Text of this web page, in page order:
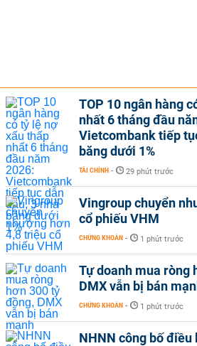
TOP 10 ngân hàng
nhất 6 tháng đầu
Vietcombank tiếp
băng dưới 1%
TÀI CHÍNH - 29 phút trước
Vingroup chuyển
cổ phiếu VHM
CHỨNG KHOÁN - 1 phút trước
Tự doanh mua ròng
DMX vẫn bị bán
CHỨNG KHOÁN - 1 phút trước
NHNN công bố